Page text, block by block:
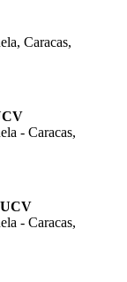
Caracas,
- Caracas,
UCV
- Caracas,